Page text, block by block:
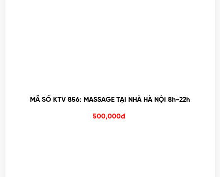
MÃ SỐ KTV 856: MASSAGE TẠI NHÀ HÀ NỘI 8h-22h
500,000đ